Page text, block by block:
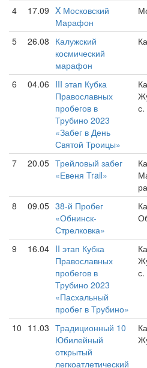
4 17.09 X Московский
Марафон
5 26.08 Калужский
космический
марафон
6 04.06 III этап Кубка
Православных
пробегов в
Трубино 2023
«Забег в День
Святой Троицы»
с.
7 20.05 Трейловый забег
«Евеня Trail»
8 09.05 38-й Пробег
«Обнинск-
Стрелковка»
9 16.04 II этап Кубка
Православных
пробегов в
Трубино 2023
«Пасхальный
пробег в Трубино»
с.
10 11.03 Традиционный 10
Юбилейный
открытый
легкоатлетический